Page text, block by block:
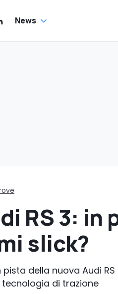
News
RS 3:
slick?
pista della nuova Audi
di trazione